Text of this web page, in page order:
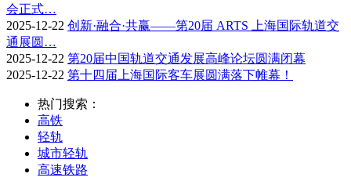
会正式…
2025-12-22 创新·融合·共赢——第20届 ARTS 上海国际轨道交
通展圆…
2025-12-22 第20届中国轨道交通发展高峰论坛圆满闭幕
2025-12-22 第十四届上海国际客车展圆满落下帷幕！
热门搜索：
高铁
轻轨
城市轻轨
高速铁路